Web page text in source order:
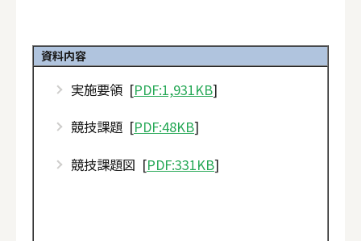
資料内容
実施要領 [PDF:1,931KB]
競技課題 [PDF:48KB]
競技課題図 [PDF:331KB]